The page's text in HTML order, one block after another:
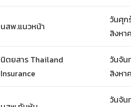
นสพ.แนวหน้า
วันศุก
สิงหา
นิตยสาร Thailand
Insurance
วันจัน
สิงหา
วันจัน